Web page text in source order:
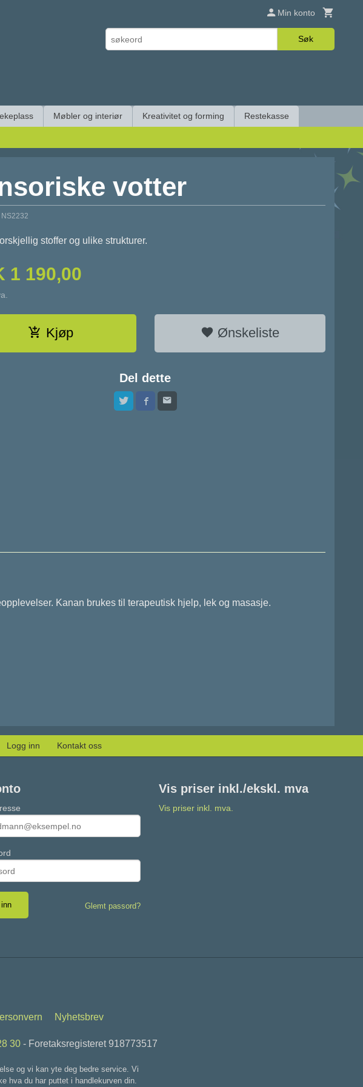
Min konto
Søk
Møbler og interiør Kreativitet og forming Restekasse
votter
NS2232
stoffer og ulike strukturer.
1 190,00
Kjøp Ønskeliste
Del dette
Kanan brukes til terapeutisk hjelp, lek og masasje.
Logg inn Kontakt oss
Glemt passord?
Vis priser inkl./ekskl. mva
Vis priser inkl. mva.
Nyhetsbrev
30 - Foretaksregisteret 918773517
og vi kan yte deg bedre service. Vi
hva du har puttet i handlekurven din.